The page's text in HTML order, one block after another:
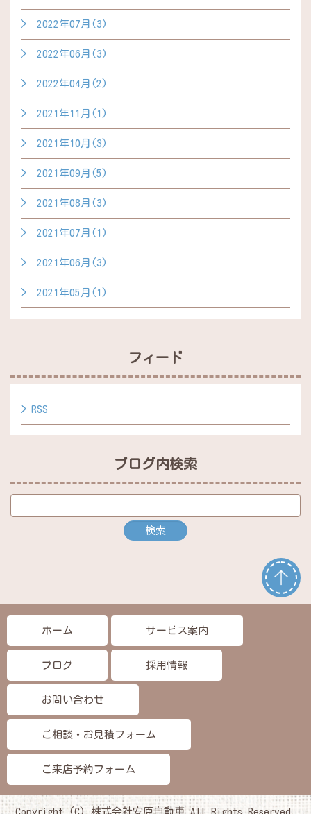
2022年07月(3)
2022年06月(3)
2022年04月(2)
2021年11月(1)
2021年10月(3)
2021年09月(5)
2021年08月(3)
2021年07月(1)
2021年06月(3)
2021年05月(1)
フィード
RSS
ブログ内検索
ホーム サービス案内
ブログ 採用情報
お問い合わせ
ご相談・お見積フォーム
ご来店予約フォーム
Copyright (C) 株式会社安原自動車 All Rights Reserved.